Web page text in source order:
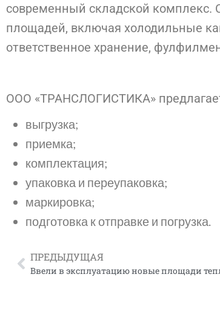
современный складской комплекс.
площадей, включая холодильные
ответственное хранение,
ООО «ТРАНСЛОГИСТИКА»
выгрузка;
приемка;
комплектация;
упаковка и переупаковка;
маркировка;
подготовка к отправке и погрузка.
ПРЕДЫДУЩАЯ